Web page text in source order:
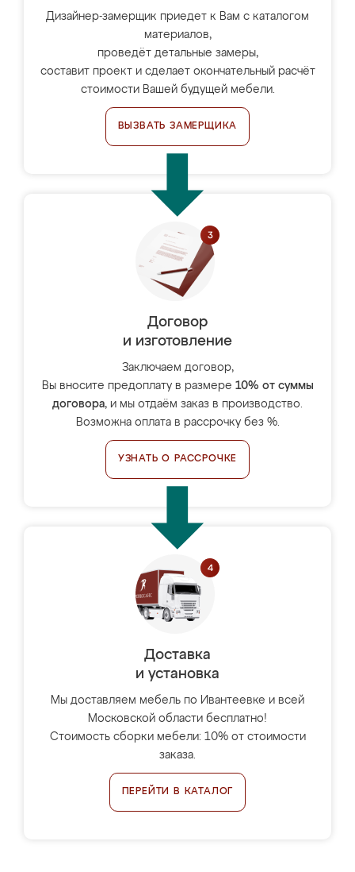
Дизайнер-замерщик приедет к Вам с каталогом
материалов,
проведёт детальные замеры,
составит проект и сделает окончательный расчёт
стоимости Вашей будущей мебели.
ВЫЗВАТЬ ЗАМЕРЩИКА
Договор
и изготовление
Заключаем договор,
Вы вносите предоплату в размере 10% от суммы
договора, и мы отдаём заказ в производство.
Возможна оплата в рассрочку без %.
УЗНАТЬ О РАССРОЧКЕ
Доставка
и установка
Мы доставляем мебель по Ивантеевке и всей
Московской области бесплатно!
Стоимость сборки мебели: 10% от стоимости
заказа.
ПЕРЕЙТИ В КАТАЛОГ